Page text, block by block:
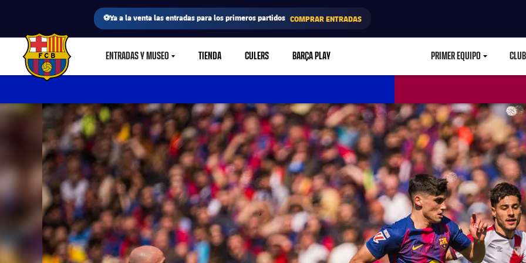
⚽Ya a la venta las entradas para los primeros partidos COMPRAR ENTRADAS
FC Barcelona club badge ENTRADAS Y MUSEOLABEL.SHARE.CARETDOWN
TIENDA CULERS BARÇA PLAY PRIMER EQUIPO CLUB